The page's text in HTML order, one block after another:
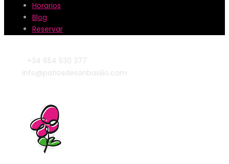
Horarios
Blog
Reservar
+34 654 530 377
info@patiosdesanbasilio.com